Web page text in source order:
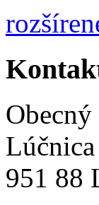
Obecný
951 88